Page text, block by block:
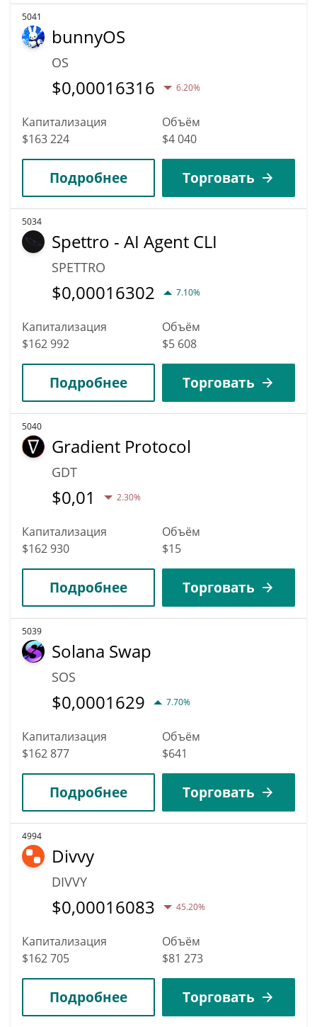
5041
bunnyOS
OS
$0,00016316 6.20%
Капитализация
$163 224
Объём
$4 040
Подробнее Торговать
5034
Spettro - AI Agent CLI
SPETTRO
$0,00016302 7.10%
Капитализация
$162 992
Объём
$5 608
Подробнее Торговать
5040
Gradient Protocol
GDT
$0,01 2.30%
Капитализация
$162 930
Объём
$15
Подробнее Торговать
5039
Solana Swap
SOS
$0,0001629 7.70%
Капитализация
$162 877
Объём
$641
Подробнее Торговать
4994
Divvy
DIVVY
$0,00016083 45.20%
Капитализация
$162 705
Объём
$81 273
Подробнее Торговать